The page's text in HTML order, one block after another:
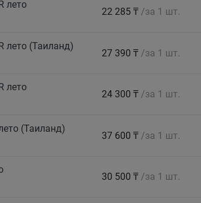
лето
22 285 ₸ /за 1 шт.
лето (Таиланд)
27 390 ₸ /за 1 шт.
лето
24 300 ₸ /за 1 шт.
(Таиланд)
37 600 ₸ /за 1 шт.
30 500 ₸ /за 1 шт.